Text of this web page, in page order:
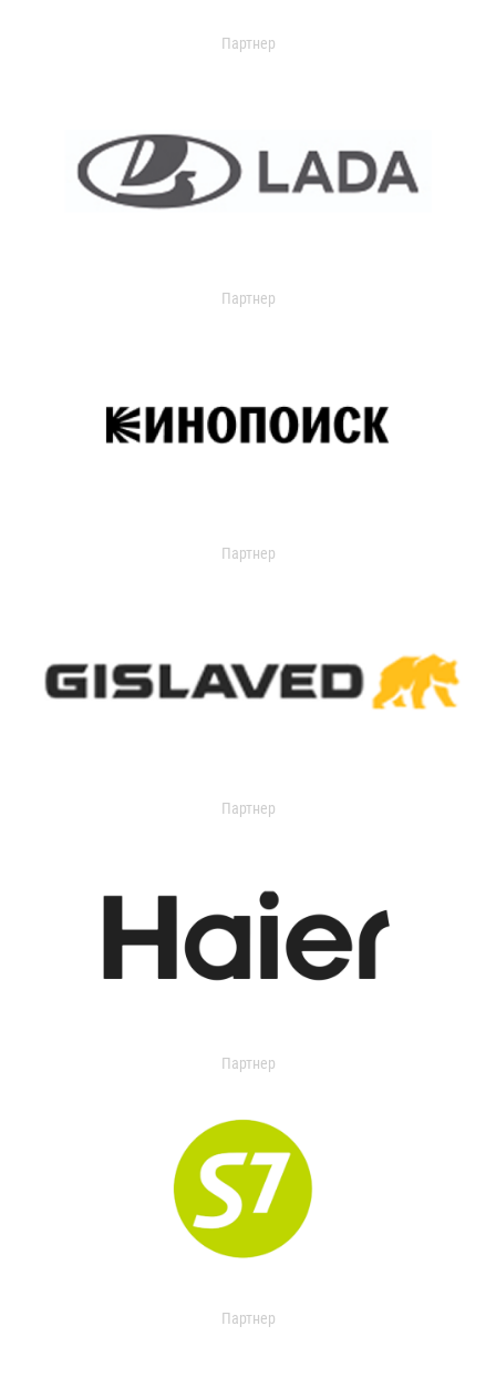
Партнер
Партнер
Партнер
Партнер
Партнер
Партнер